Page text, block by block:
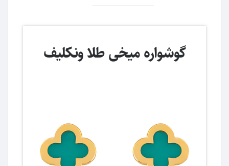
گوشواره میخی طلا ونکلیف